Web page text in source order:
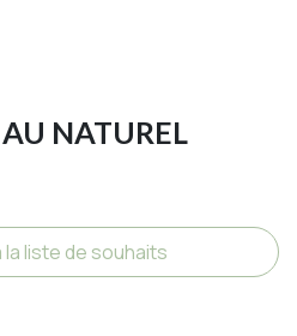
NATUREL
liste de souhaits